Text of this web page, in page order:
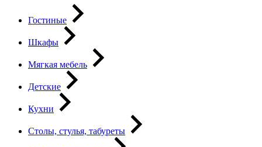
Гостиные
Шкафы
Мягкая мебель
Детские
Кухни
Столы, стулья, табуреты